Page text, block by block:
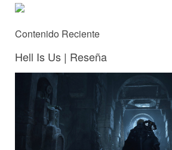
Contenido Reciente
Hell Is Us | Reseña